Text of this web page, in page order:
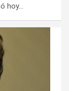
hoy…